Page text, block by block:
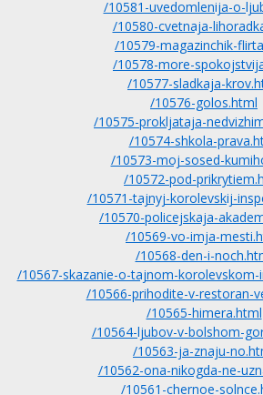
/10581-uvedomlenija-o-
/10580-cvetnaja-
/10579-magazinchik-
/10578-more-
/10577-sladkaja-
/10576-golos.html
/10575-prokljataja-
/10574-shkola-
/10573-moj-sosed-
/10572-pod-
/10571-tajnyj-korolevskij-
/10570-policejskaja-
/10569-vo-imja-
/10568-den-i-
/10567-skazanie-o-tajnom-
/10566-prihodite-v-restoran-
/10565-himera.html
/10564-ljubov-v-bolshom-
/10563-ja-znaju-
/10562-ona-nikogda-ne-
/10561-chernoe-